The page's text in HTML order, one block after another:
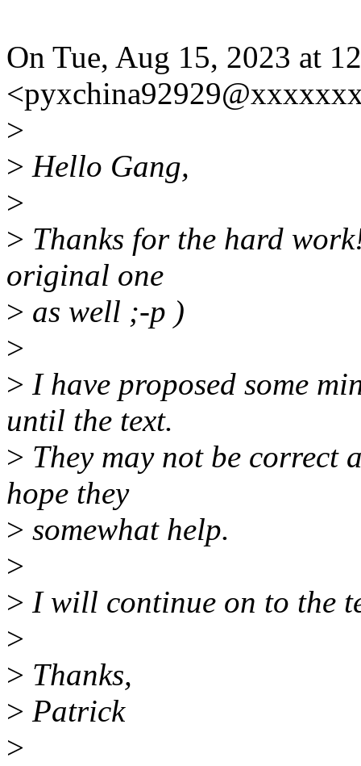
On Tue, Aug 15, 2023 at
>
> Hello Gang,
>
> Thanks for the hard
original one
> as well ;-p )
>
> I have proposed some
until the text.
> They may not be correct
hope they
> somewhat help.
>
> I will continue on to the
>
> Thanks,
> Patrick
>